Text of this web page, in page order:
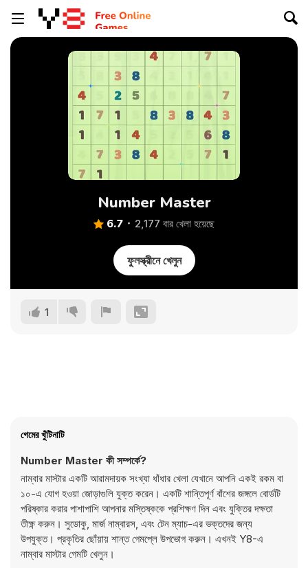
Number Master
6.7 2,177 বার খেলা হয়েছে
ফুলস্ক্রীনে খেলুন
1
গেমের খুঁটিনাটি
Number Master কী সম্পর্কে?
নাম্বার মাস্টার একটি আরামদায়ক সংখ্যা ধাঁধার খেলা যেখানে আপনি একই রকম বা
১০-এ যোগ হওয়া জোড়াগুলি যুক্ত করেন। একটি শান্তিপূর্ণ বাঁশের জঙ্গলে বোর্ডটি
পরিষ্কার করার পাশাপাশি আপনার মস্তিষ্ককে প্রশিক্ষণ দিন এবং যুক্তির দক্ষতা
তীক্ষ্ণ করুন। সুডোকু, মার্জ নাম্বারস, এবং টেন ম্যাচ-এর ভক্তদের জন্য
উপযুক্ত। প্রকৃতির ছোঁয়ায় শান্ত গেমপ্লে উপভোগ করুন। এখনই Y8-এ
নাম্বার মাস্টার গেমটি খেলুন।